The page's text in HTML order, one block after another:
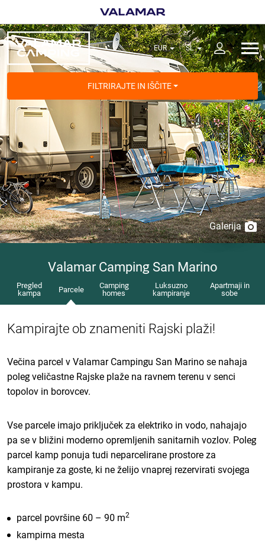
FILTRIRAJTE IN IŠČITE
Galerija
Valamar Camping San Marino
Pregled
kampa
Parcele
Camping
homes
Luksuzno
kampiranje
Apartmaji in
sobe
Kampirajte ob znameniti Rajski plaži!
Večina parcel v Valamar Campingu San Marino se nahaja
poleg veličastne Rajske plaže na ravnem terenu v senci
topolov in borovcev.
Vse parcele imajo priključek za elektriko in vodo, nahajajo
pa se v bližini moderno opremljenih sanitarnih vozlov. Poleg
parcel kamp ponuja tudi neparcelirane prostore za
kampiranje za goste, ki ne želijo vnaprej rezervirati svojega
prostora v kampu.
parcel površine 60 – 90 m2
kampirna mesta